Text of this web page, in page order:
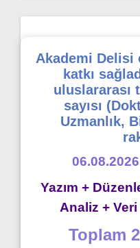
Akademi Delisi
katkı
uluslararası
sayısı
Uzmanlık,
Yazım +
Analiz +
Toplam